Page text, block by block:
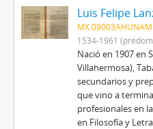
Luis Felipe
MX
1534-1961
Nació en 1907 en
Villahermosa),
secundarios y
que vino a
profesionales en
en Filosofía y